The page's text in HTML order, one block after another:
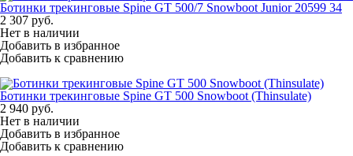
Ботинки трекинговые Spine GT 500/7 Snowboot Junior 20599 34
2 307 руб.
Нет в наличии
Добавить в избранное
Добавить к сравнению
Ботинки трекинговые Spine GT 500 Snowboot (Thinsulate)
2 940 руб.
Нет в наличии
Добавить в избранное
Добавить к сравнению